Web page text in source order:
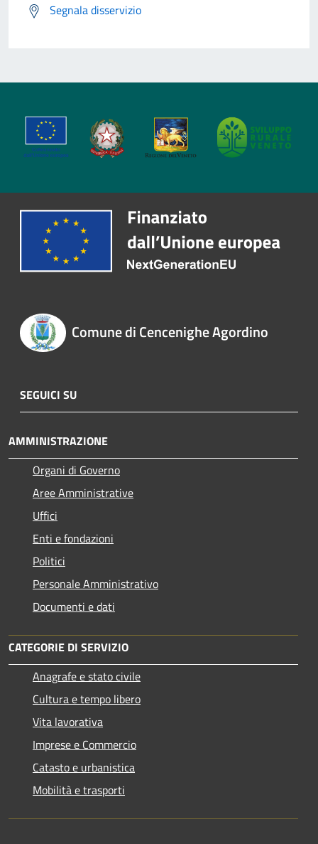
Segnala disservizio
Comune di Cencenighe Agordino
SEGUICI SU
AMMINISTRAZIONE
Organi di Governo
Aree Amministrative
Uffici
Enti e fondazioni
Politici
Personale Amministrativo
Documenti e dati
CATEGORIE DI SERVIZIO
Anagrafe e stato civile
Cultura e tempo libero
Vita lavorativa
Imprese e Commercio
Catasto e urbanistica
Mobilità e trasporti